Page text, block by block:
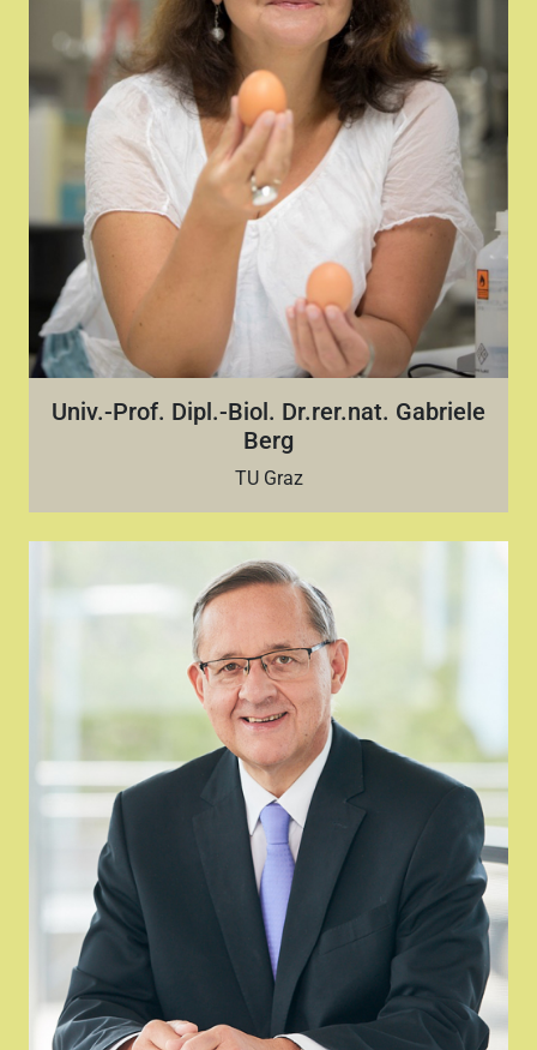
Univ.-Prof. Dipl.-Biol. Dr.rer.nat. Gabriele
Berg
TU Graz